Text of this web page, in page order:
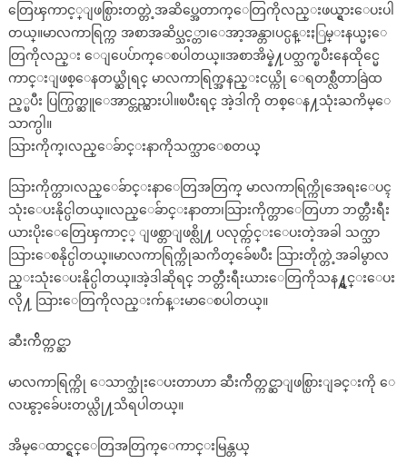
တြေၾကာင့္ျဖစ္ပြားတတ္တဲ့အဆိပ္အေတာက္ေတြကိုလည္းဖယ္ရွားေပးပါ
တယ္။မာလကာရြက္က အစာအဆိပ္သင့္တာ၊ေအာ့အန္တာ၊ပင္ပန္းႏြမ္းနယ္မႈေ
တြကိုလည္း ေျပေပ်ာက္ေစပါတယ္။အစာအိမ္နဲ႔ပတ္သက္ၿပီးေနထိုင္မေ
ကာင္းျဖစ္ေနတယ္ဆိုရင္ မာလကာရြက္အနည္းငယ္ကို ေရတစ္လီတာခြဲထ
ည့္ၿပီး ပြက္ပြက္ဆူေအာင္တည္ထားပါ။ၿပီးရင္ အဲ့ဒါကို တစ္ေန႔သုံးႀကိမ္ေ
သာက္ပါ။
သြားကိုက္၊လည္ေခ်ာင္းနာကိုသက္သာေစတယ္
သြားကိုက္တာ၊လည္ေခ်ာင္းနာေတြအတြက္ မာလကာရြက္ကိုအေရးေပၚ
သုံးေပးနိုင္ပါတယ္။လည္ေခ်ာင္းနာတာ၊သြားကိုက္တာေတြဟာ ဘတ္တီးရီး
ယားပိုးေတြေၾကာင့္ ျဖစ္တာျဖစ္လို႔ ပလုတ္က်င္းေပးတဲ့အခါ သက္သာ
သြားေစနိုင္ပါတယ္။မာလကာရြက္ကိုႀကိတ္ေခ်ၿပီး သြားတိုက္တဲ့အခါမွာလ
ည္းသုံးေပးနိုင္ပါတယ္။အဲ့ဒါဆိုရင္ ဘတ္တီးရီးယားေတြကိုသန႔္ရွင္းေပး
လို႔ သြားေတြကိုလည္းက်န္းမာေစပါတယ္။
ဆီးက်ိတ္ကင္ဆာ
မာလကာရြက္ကို ေသာက္သုံးေပးတာဟာ ဆီးက်ိတ္ကင္ဆာျဖစ္ပြားျခင္းကို ေ
လၽွာ့ခ်ေပးတယ္လို႔သိရပါတယ္။
အိမ္ေထာင္ရွင္ေတြအတြက္ေကာင္းမြန္တယ္